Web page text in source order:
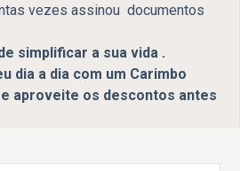
vezes assinou documentos
simplificar a sua vida .
dia a dia com um Carimbo
aproveite os descontos antes